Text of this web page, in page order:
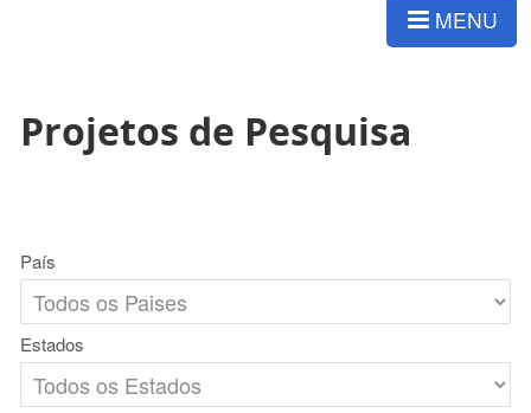
MENU
Projetos de Pesquisa
País
Estados